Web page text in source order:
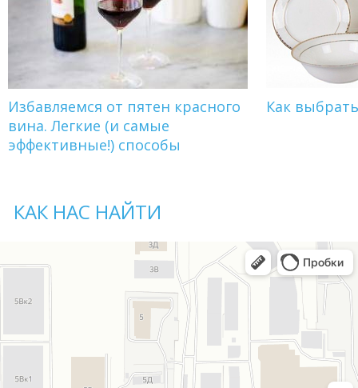
Избавляемся от пятен красного
вина. Легкие (и самые
эффективные!) способы
Как
КАК НАС НАЙТИ